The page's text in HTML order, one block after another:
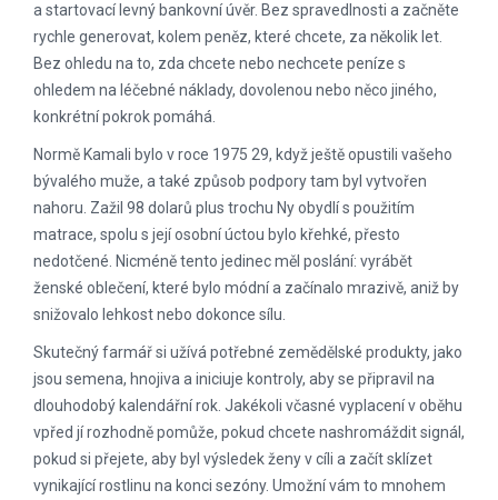
a startovací levný bankovní úvěr. Bez spravedlnosti a začněte
rychle generovat, kolem peněz, které chcete, za několik let.
Bez ohledu na to, zda chcete nebo nechcete peníze s
ohledem na léčebné náklady, dovolenou nebo něco jiného, ​​
konkrétní pokrok pomáhá.
Normě Kamali bylo v roce 1975 29, když ještě opustili vašeho
bývalého muže, a také způsob podpory tam byl vytvořen
nahoru. Zažil 98 dolarů plus trochu Ny obydlí s použitím
matrace, spolu s její osobní úctou bylo křehké, přesto
nedotčené. Nicméně tento jedinec měl poslání: vyrábět
ženské oblečení, které bylo módní a začínalo mrazivě, aniž by
snižovalo lehkost nebo dokonce sílu.
Skutečný farmář si užívá potřebné zemědělské produkty, jako
jsou semena, hnojiva a iniciuje kontroly, aby se připravil na
dlouhodobý kalendářní rok. Jakékoli včasné vyplacení v oběhu
vpřed jí rozhodně pomůže, pokud chcete nashromáždit signál,
pokud si přejete, aby byl výsledek ženy v cíli a začít sklízet
vynikající rostlinu na konci sezóny. Umožní vám to mnohem